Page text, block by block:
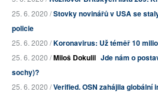
25. 6. 2020 /Stovky novinářů v USA se
policie
25. 6. 2020 /Koronavirus: Už téměř 10
25. 6. 2020 /Miloš Dokulil Jde nám o
sochy)?
25. 6. 2020 /Verified. OSN zahájila globální